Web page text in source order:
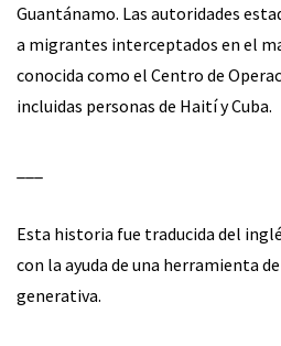
Guantánamo. Las autoridades
a migrantes interceptados en el
conocida como el Centro de
incluidas personas de Haití y Cuba.
Esta historia fue traducida del
con la ayuda de una herramienta
generativa.